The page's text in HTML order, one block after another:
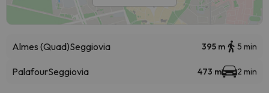
Almes (Quad)Seggiovia 395 m 5 min
PalafourSeggiovia 473 m 2 min